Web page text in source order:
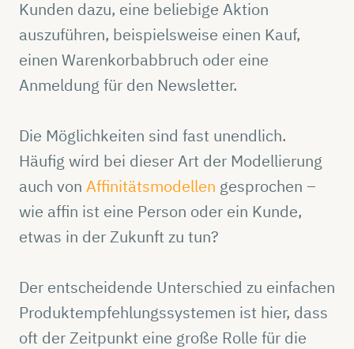
Kunden dazu, eine beliebige Aktion
auszuführen, beispielsweise einen Kauf,
einen Warenkorbabbruch oder eine
Anmeldung für den Newsletter.
Die Möglichkeiten sind fast unendlich.
Häufig wird bei dieser Art der Modellierung
auch von Affinitätsmodellen gesprochen –
wie affin ist eine Person oder ein Kunde,
etwas in der Zukunft zu tun?
Der entscheidende Unterschied zu einfachen
Produktempfehlungssystemen ist hier, dass
oft der Zeitpunkt eine große Rolle für die